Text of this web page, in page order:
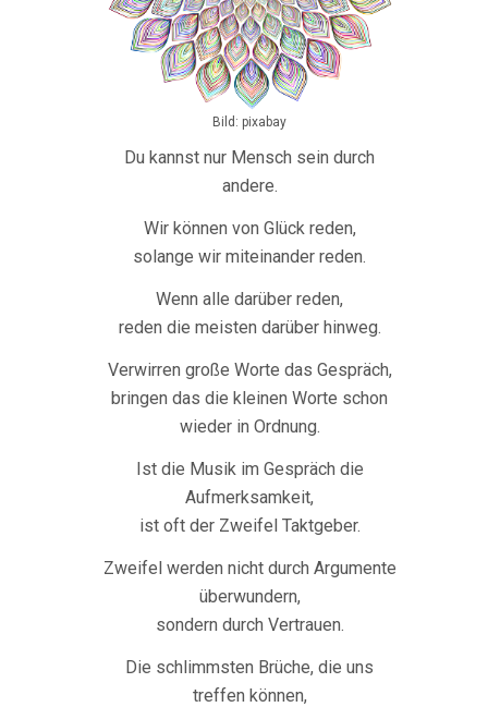
Bild: pixabay
Du kannst nur Mensch sein durch
andere.
Wir können von Glück reden,
solange wir miteinander reden.
Wenn alle darüber reden,
reden die meisten darüber hinweg.
Verwirren große Worte das Gespräch,
bringen das die kleinen Worte schon
wieder in Ordnung.
Ist die Musik im Gespräch die
Aufmerksamkeit,
ist oft der Zweifel Taktgeber.
Zweifel werden nicht durch Argumente
überwundern,
sondern durch Vertrauen.
Die schlimmsten Brüche, die uns
treffen können,